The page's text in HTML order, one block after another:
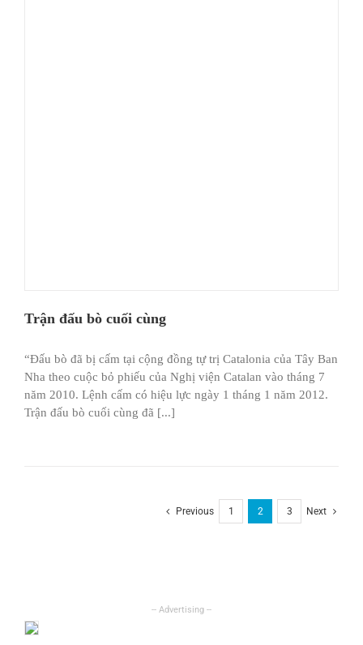
Trận đấu bò cuối cùng
“Đấu bò đã bị cấm tại cộng đồng tự trị Catalonia của Tây Ban
Nha theo cuộc bỏ phiếu của Nghị viện Catalan vào tháng 7
năm 2010. Lệnh cấm có hiệu lực ngày 1 tháng 1 năm 2012.
Trận đấu bò cuối cùng đã [...]
Previous 1 2 3 Next